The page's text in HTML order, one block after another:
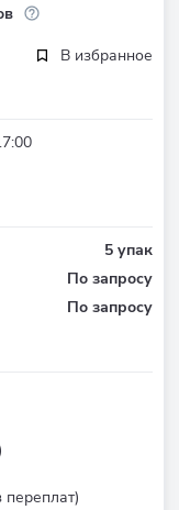
В избранное
5 упак
По запросу
По запросу